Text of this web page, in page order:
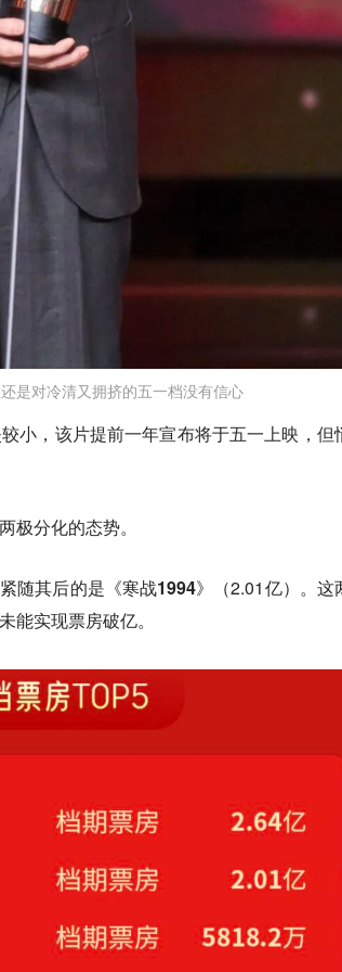
是对冷清又拥挤的五一档没有信心
小，该片提前一年宣布将于五一上映，但
极分化的态势。
随其后的是 《寒战1994》
（2.01亿）。这
能实现票房破亿。